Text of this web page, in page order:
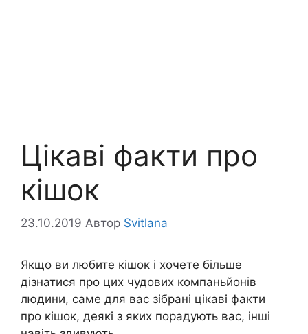
Цікаві факти про
кішок
23.10.2019 Автор Svitlana
Якщо ви любите кішок і хочете більше
дізнатися про цих чудових компаньйонів
людини, саме для вас зібрані цікаві факти
про кішок, деякі з яких порадують вас, інші